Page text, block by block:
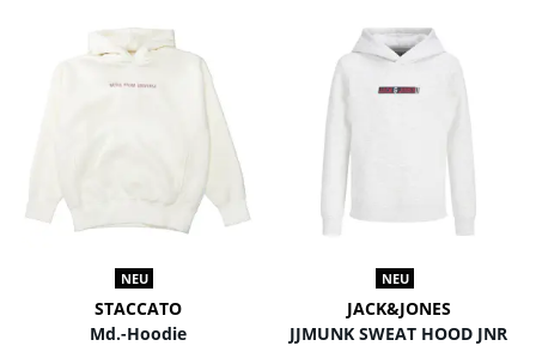
NEU
STACCATO
Md.-Hoodie
NEU
JACK&JONES
JJMUNK SWEAT HOOD JNR